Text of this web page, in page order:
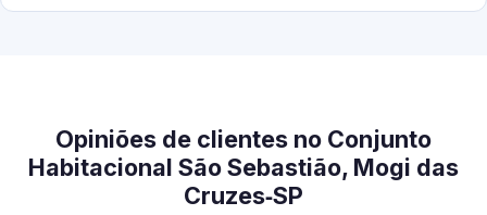
Opiniões de clientes no Conjunto
Habitacional São Sebastião, Mogi das
Cruzes‑SP